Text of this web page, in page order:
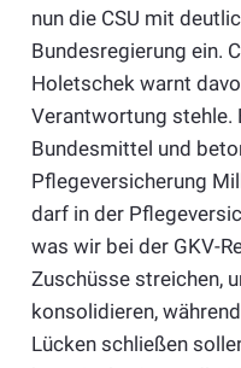
nun die CSU mit
Bundesregierung ein.
Holetschek warnt
Verantwortung stehle.
Bundesmittel und
Pflegeversicherung
darf in der
was wir bei der GKV-
Zuschüsse streichen,
konsolidieren,
Lücken schließen